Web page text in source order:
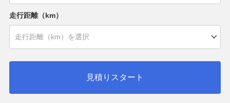
走行距離（km）
見積りスタート